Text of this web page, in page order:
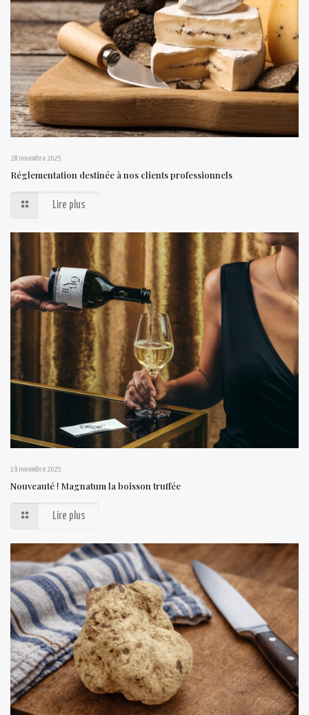
28 novembre 2025
Réglementation destinée à nos clients professionnels
Lire plus
19 novembre 2025
Nouveauté ! Magnatum la boisson truffée
Lire plus